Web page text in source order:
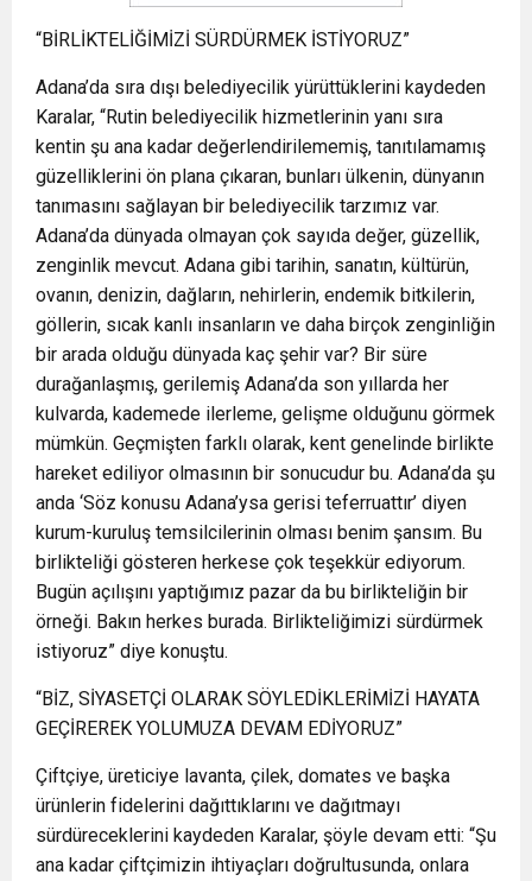
“BİRLİKTELİĞİMİZİ SÜRDÜRMEK İSTİYORUZ”
Adana’da sıra dışı belediyecilik yürüttüklerini kaydeden
Karalar, “Rutin belediyecilik hizmetlerinin yanı sıra
kentin şu ana kadar değerlendirilememiş, tanıtılamamış
güzelliklerini ön plana çıkaran, bunları ülkenin, dünyanın
tanımasını sağlayan bir belediyecilik tarzımız var.
Adana’da dünyada olmayan çok sayıda değer, güzellik,
zenginlik mevcut. Adana gibi tarihin, sanatın, kültürün,
ovanın, denizin, dağların, nehirlerin, endemik bitkilerin,
göllerin, sıcak kanlı insanların ve daha birçok zenginliğin
bir arada olduğu dünyada kaç şehir var? Bir süre
durağanlaşmış, gerilemiş Adana’da son yıllarda her
kulvarda, kademede ilerleme, gelişme olduğunu görmek
mümkün. Geçmişten farklı olarak, kent genelinde birlikte
hareket ediliyor olmasının bir sonucudur bu. Adana’da şu
anda ‘Söz konusu Adana’ysa gerisi teferruattır’ diyen
kurum-kuruluş temsilcilerinin olması benim şansım. Bu
birlikteliği gösteren herkese çok teşekkür ediyorum.
Bugün açılışını yaptığımız pazar da bu birlikteliğin bir
örneği. Bakın herkes burada. Birlikteliğimizi sürdürmek
istiyoruz” diye konuştu.
“BİZ, SİYASETÇİ OLARAK SÖYLEDİKLERİMİZİ HAYATA
GEÇİREREK YOLUMUZA DEVAM EDİYORUZ”
Çiftçiye, üreticiye lavanta, çilek, domates ve başka
ürünlerin fidelerini dağıttıklarını ve dağıtmayı
sürdüreceklerini kaydeden Karalar, şöyle devam etti: “Şu
ana kadar çiftçimizin ihtiyaçları doğrultusunda, onlara